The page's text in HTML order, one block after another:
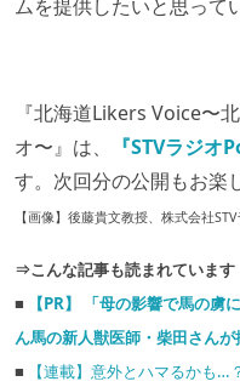
ムを提供したいと思って
『北海道Likers Voice〜
オ〜』は、
『STVラジオ
す。次回分の公開もお楽
【画像】後藤貴文教授、株式会社
⇒こんな記事も読まれています
■
【PR】 「母の影響で馬の
ん馬の新人獣医師・柴田さん
■
【連載】意外とハマるかも